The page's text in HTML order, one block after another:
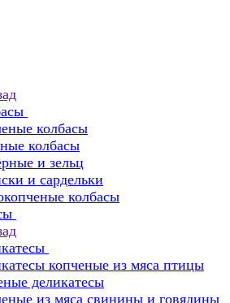
колбасы
колбасы
и зельц
и сардельки
колбасы
копченые из мяса птицы
деликатесы
из мяса свинины и говядины